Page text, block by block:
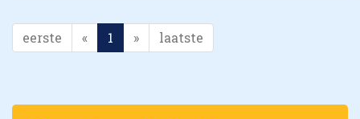
eerste « 1 » laatste